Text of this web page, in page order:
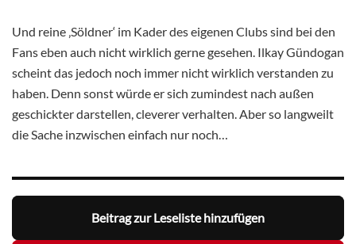
Und reine ‚Söldner‘ im Kader des eigenen Clubs sind bei den
Fans eben auch nicht wirklich gerne gesehen. Ilkay Gündogan
scheint das jedoch noch immer nicht wirklich verstanden zu
haben. Denn sonst würde er sich zumindest nach außen
geschickter darstellen, cleverer verhalten. Aber so langweilt
die Sache inzwischen einfach nur noch…
Beitrag zur Leseliste hinzufügen